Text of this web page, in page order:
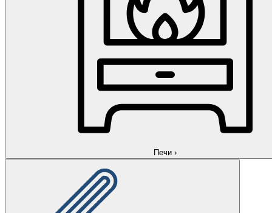
Печи ›